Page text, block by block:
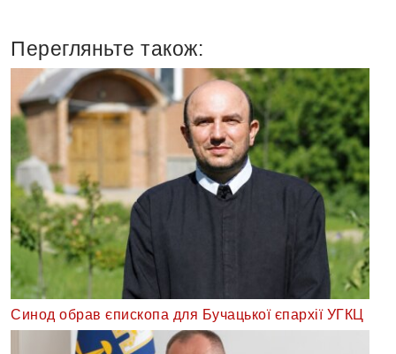
Перегляньте також:
Синод обрав єпископа для Бучацької єпархії УГКЦ